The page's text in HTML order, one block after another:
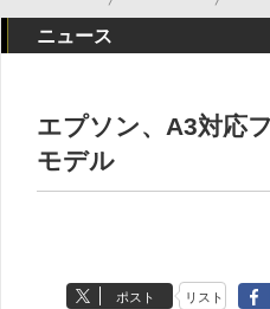
ニュース
エプソン、A3対応
モデル
ポスト リスト